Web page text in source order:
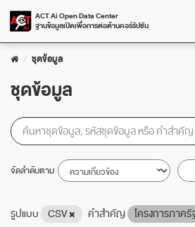
Skip
ACT Ai Open Data Center
ฐานข้อมูลเปิดเพื่อการต่อต้านคอร์รัปชัน
ชุดข้อมูล
ชุดข้อมูล
จัดลำดับตาม
รูปแบบ CSV คำสำคัญ โครงการภาครั